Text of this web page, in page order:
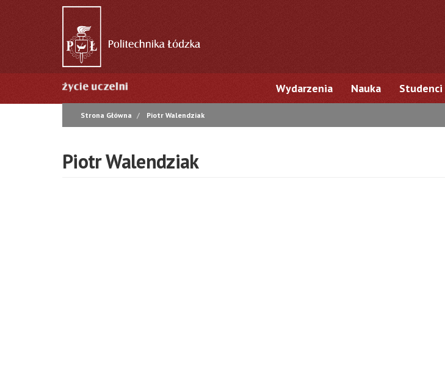
Główna
nawigacja
Wydarzenia Nauka Studenci
Strona Główna Piotr Walendziak
Piotr Walendziak